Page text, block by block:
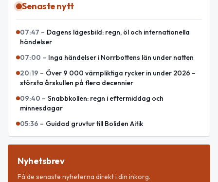
Senaste nytt
07:47 – Dagens lägesbild: regn, öl och internationella
händelser
07:00 – Inga händelser i Norrbottens län under natten
20:19 – Över 9 000 värnpliktiga rycker in under 2026 –
största årskullen på flera decennier
09:40 – Snabbkollen: regn i eftermiddag och
minnesdagar
05:36 – Guidad gruvtur till Boliden Aitik
Nyhetsbrev
Få de senaste nyheterna direkt i din inkorg.